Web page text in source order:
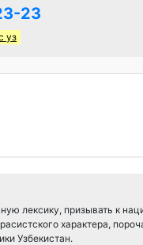
23
уз
лексику, призывать к
характера,
Узбекистан.